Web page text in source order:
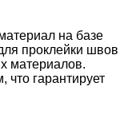
на базе
проклейки швов
материалов.
гарантирует